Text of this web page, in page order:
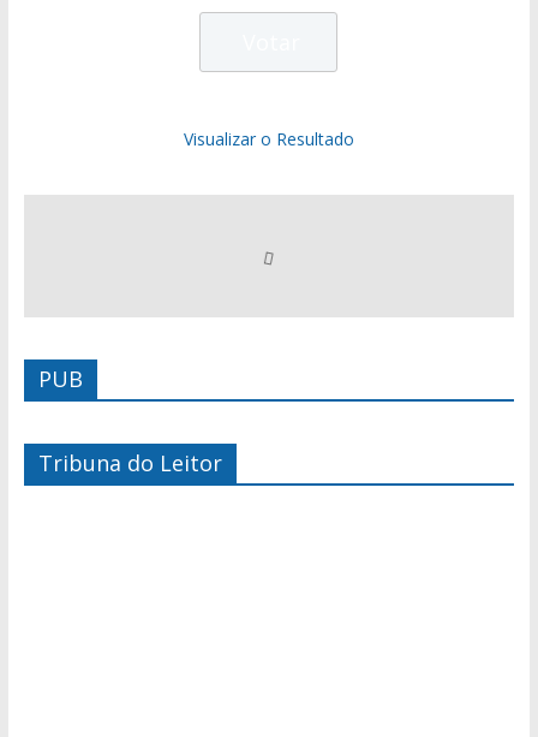
Visualizar o Resultado
PUB
Tribuna do Leitor